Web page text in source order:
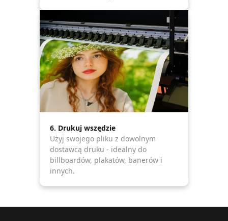
6. Drukuj wszędzie
Użyj swojego pliku z dowolnym
dostawcą druku - idealny do
billboardów, plakatów, banerów i
innych.